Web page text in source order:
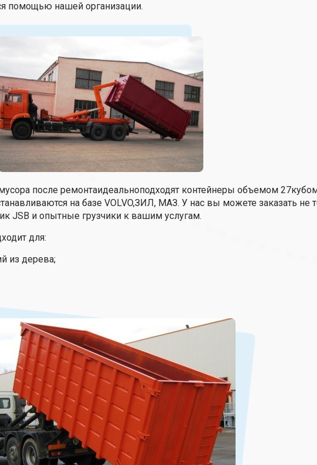
помощью нашей организации.
после ремонтаидеальноподходят контейнеры объемом
на базе VOLVO,ЗИЛ, МАЗ. У нас вы можете заказать не
JSB и опытные грузчики к вашим услугам.
для:
из дерева;